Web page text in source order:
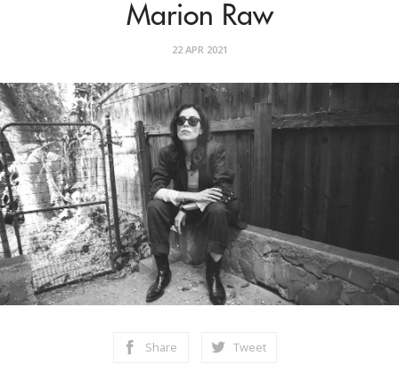
Marion Raw
22 APR 2021
Share Tweet